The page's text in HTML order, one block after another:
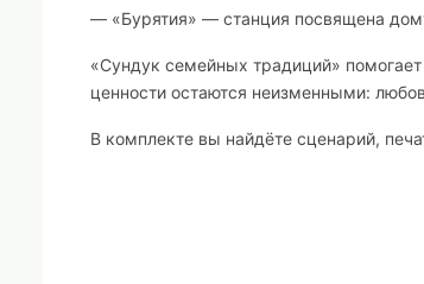
— «Бурятия» — станция посвящена
«Сундук семейных традиций»
ценности остаются неизменными:
В комплекте вы найдёте сценарий,